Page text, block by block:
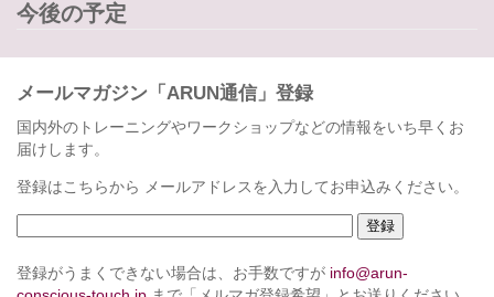
今後の予定
メールマガジン「ARUN通信」登録
国内外のトレーニングやワークショップなどの情報をいち早くお
届けします。
登録はこちらから メールアドレスを入力してお申込みください。
登録がうまくできない場合は、お手数ですが info@arun-